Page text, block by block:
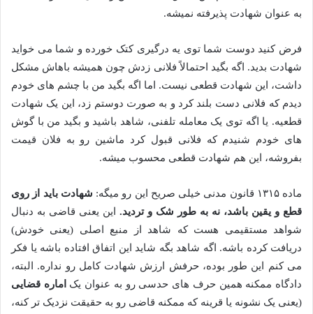
به عنوان شهادت پذیرفته نمیشه.
فرض کنید دوست شما توی یه درگیری کتک خورده و شما می خواید
شهادت بدید. اگه بگید احتمالاً فلانی زدش چون همیشه باهاش مشکل
داشت، این شهادت قطعی نیست. اما اگه بگید من با چشم های خودم
دیدم که فلانی دست بلند کرد و به صورت دوستم زد، این یک شهادت
قطعیه. یا اگه توی یک معامله تلفنی، شاهد باشید و بگید من با گوش
های خودم شنیدم که فلانی قبول کرد ماشین رو به فلان قیمت
بفروشه، این هم شهادت قطعی محسوب میشه.
ماده ۱۳۱۵ قانون مدنی خیلی صریح این رو میگه:
شهادت باید از روی
قطع و یقین باشد، نه به طور شک و تردید. این یعنی قاضی به دنبال
شواهد مستقیمی هست که شاهد از منبع اصلی (یعنی خودش)
دریافت کرده باشه. اگه شاهد بگه شاید این اتفاق افتاده باشه یا فکر
می کنم این طور بوده، حرفش ارزش شهادت کامل رو نداره. البته،
دادگاه ممکنه همین حرف های حدسی رو به عنوان یک اماره قضایی
(یعنی یک نشونه یا قرینه که ممکنه قاضی رو به حقیقت نزدیک تر کنه،